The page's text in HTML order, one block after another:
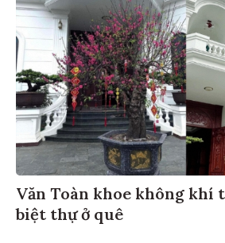
Văn Toàn khoe không khí
biệt thự ở quê